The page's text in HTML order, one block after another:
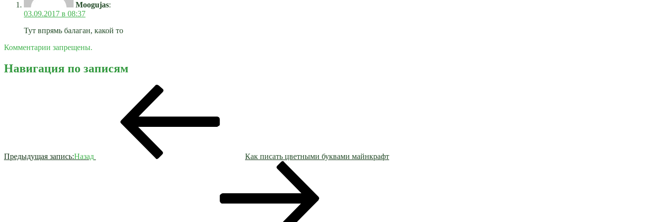
Moogujas:
03.09.2017 в 08:37
Тут впрямь балаган, какой то
Комментарии запрещены.
Навигация по записям
Предыдущая запись:Назад Как писать цветными буквами майнкрафт